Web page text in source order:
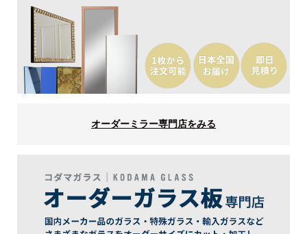
オーダーミラー専門店をみる